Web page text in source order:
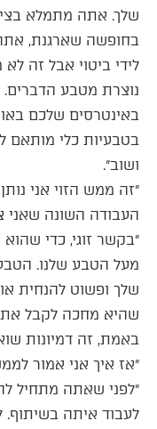
שלך. אתה מתמלא
בחופשה שארגנת,
לידי ביטוי אבל זה
נוצרת מטבע הדברים.
באינטרסים שלכם
בטבעיות כלי מותאם
ושוב״.
״זה ממש הזוי אני
העבודה השונה שאני
״בקשר זוגי, כדי
מעל הטבע שלנו.
שלך ופשוט להנחית
שהיא מחכה לקבל את
באמת, זה דמיונות
״אז איך אני אמור
״לפני שאתה מתחיל
לעבוד איתה